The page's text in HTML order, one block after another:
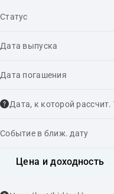
Статус
Дата выпуска
Дата погашения
Дата, к которой рассчит.
Событие в ближ. дату
Цена и доходность